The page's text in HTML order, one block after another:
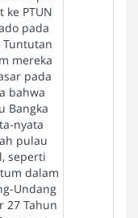
ke PTUN
pada
Tuntutan
mereka
pada
bahwa
Bangka
nyata
pulau
seperti
dalam
Undang
27 Tahun